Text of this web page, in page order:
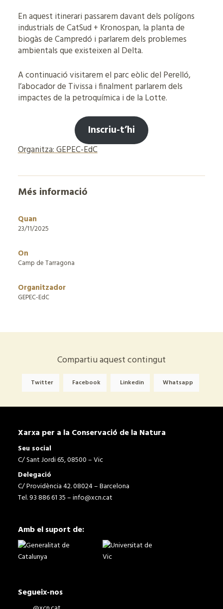
En aquest itinerari passarem davant dels polígons
industrials de CatSud + Kronospan, la planta de
biogàs de Campredó i parlarem dels problemes
ambientals que existeixen al Delta.
A continuació visitarem el parc eòlic del Perelló,
l’abocador de Tivissa i finalment parlarem dels
impactes de la petroquímica i de la Lotte.
Inscriu-t’hi
Organitza: GEPEC-EdC
Més informació
Quan
23/11/2025
On
Camp de Tarragona
Organitzador
GEPEC-EdC
Compartiu aquest contingut
Twitter Facebook Linkedin Whatsapp
Xarxa per a la Conservació de la Natura
Seu social
C/ Sant Jordi 65, 08500 – Vic
Delegació
C/ Providència 42. 08024 – Barcelona
Tel. 93 886 61 35 –info@xcn.cat
Amb el suport de:
Segueix-nos